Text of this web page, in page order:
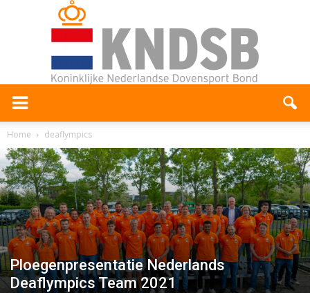
Home deaflympics
Ploegenpresentatie Nederlands
Deaflympics Team 2021